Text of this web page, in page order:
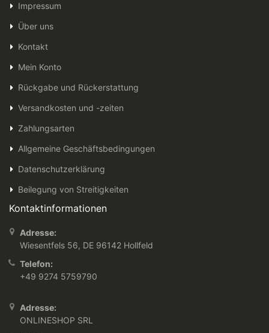
Impressum
Über uns
Kontakt
Mein Konto
Rückgabe und Rückerstattung
Versandkosten und -zeiten
Zahlungsarten
Allgemeine Geschäftsbedingungen
Datenschutzerklärung
Beilegung von Streitigkeiten
Kontaktinformationen
Adresse:
Wiesentfels 56, DE 96142 Hollfeld
Telefon:
+49 9274 5759790
Adresse:
ONLINESHOP SRL